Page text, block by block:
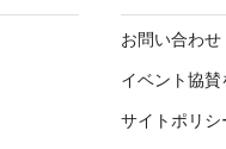
お問い合わせ
イベント協
サイトポリシ